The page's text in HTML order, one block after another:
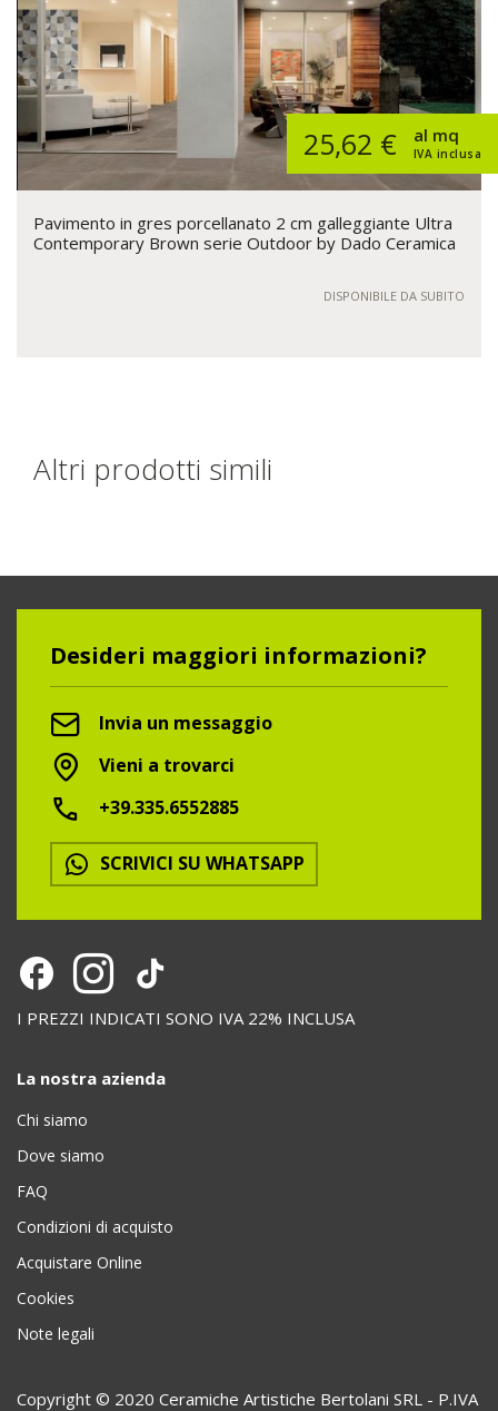
25,62 € IVA inclusa
al mq
Pavimento in gres porcellanato 2 cm galleggiante Ultra
Contemporary Brown serie Outdoor by Dado Ceramica
DISPONIBILE DA SUBITO
Altri prodotti simili
Desideri maggiori informazioni?
Invia un messaggio
Vieni a trovarci
+39.335.6552885
SCRIVICI SU WHATSAPP
I PREZZI INDICATI SONO IVA 22% INCLUSA
La nostra azienda
Chi siamo
Dove siamo
FAQ
Condizioni di acquisto
Acquistare Online
Cookies
Note legali
Copyright © 2020 Ceramiche Artistiche Bertolani SRL - P.IVA